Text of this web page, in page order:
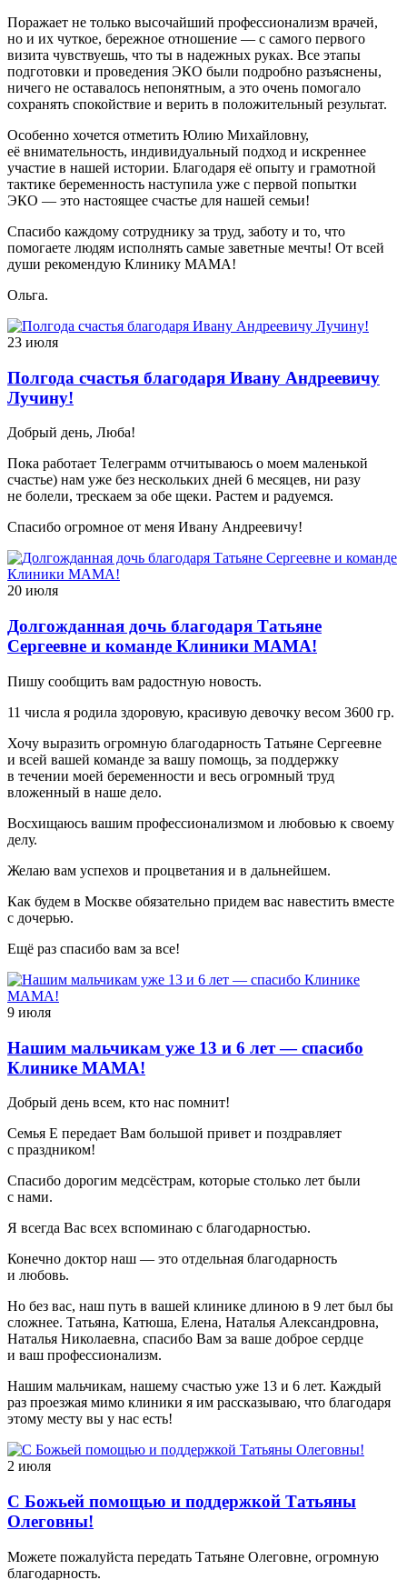
Поражает не только высочайший профессионализм врачей,
но и их чуткое, бережное отношение — с самого первого
визита чувствуешь, что ты в надежных руках. Все этапы
подготовки и проведения ЭКО были подробно разъяснены,
ничего не оставалось непонятным, а это очень помогало
сохранять спокойствие и верить в положительный результат.
Особенно хочется отметить Юлию Михайловну,
её внимательность, индивидуальный подход и искреннее
участие в нашей истории. Благодаря её опыту и грамотной
тактике беременность наступила уже с первой попытки
ЭКО — это настоящее счастье для нашей семьи!
Спасибо каждому сотруднику за труд, заботу и то, что
помогаете людям исполнять самые заветные мечты! От всей
души рекомендую Клинику МАМА!
Ольга.
23 июля
Полгода счастья благодаря Ивану Андреевичу
Лучину!
Добрый день, Люба!
Пока работает Телеграмм отчитываюсь о моем маленькой
счастье) нам уже без нескольких дней 6 месяцев, ни разу
не болели, трескаем за обе щеки. Растем и радуемся.
Спасибо огромное от меня Ивану Андреевичу!
20 июля
Долгожданная дочь благодаря Татьяне
Сергеевне и команде Клиники МАМА!
Пишу сообщить вам радостную новость.
11 числа я родила здоровую, красивую девочку весом 3600 гр.
Хочу выразить огромную благодарность Татьяне Сергеевне
и всей вашей команде за вашу помощь, за поддержку
в течении моей беременности и весь огромный труд
вложенный в наше дело.
Восхищаюсь вашим профессионализмом и любовью к своему
делу.
Желаю вам успехов и процветания и в дальнейшем.
Как будем в Москве обязательно придем вас навестить вместе
с дочерью.
Ещё раз спасибо вам за все!
9 июля
Нашим мальчикам уже 13 и 6 лет — спасибо
Клинике МАМА!
Добрый день всем, кто нас помнит!
Семья Е передает Вам большой привет и поздравляет
с праздником!
Спасибо дорогим медсёстрам, которые столько лет были
с нами.
Я всегда Вас всех вспоминаю с благодарностью.
Конечно доктор наш — это отдельная благодарность
и любовь.
Но без вас, наш путь в вашей клинике длиною в 9 лет был бы
сложнее. Татьяна, Катюша, Елена, Наталья Александровна,
Наталья Николаевна, спасибо Вам за ваше доброе сердце
и ваш профессионализм.
Нашим мальчикам, нашему счастью уже 13 и 6 лет. Каждый
раз проезжая мимо клиники я им рассказываю, что благодаря
этому месту вы у нас есть!
2 июля
С Божьей помощью и поддержкой Татьяны
Олеговны!
Можете пожалуйста передать Татьяне Олеговне, огромную
благодарность.